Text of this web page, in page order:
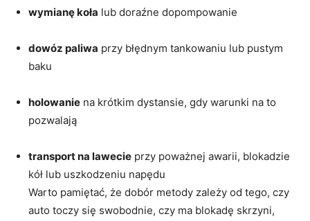
wymianę koła lub doraźne dopompowanie
dowóz paliwa przy błędnym tankowaniu lub pustym
baku
holowanie na krótkim dystansie, gdy warunki na to
pozwalają
transport na lawecie przy poważnej awarii, blokadzie
kół lub uszkodzeniu napędu
Warto pamiętać, że dobór metody zależy od tego, czy
auto toczy się swobodnie, czy ma blokadę skrzyni,